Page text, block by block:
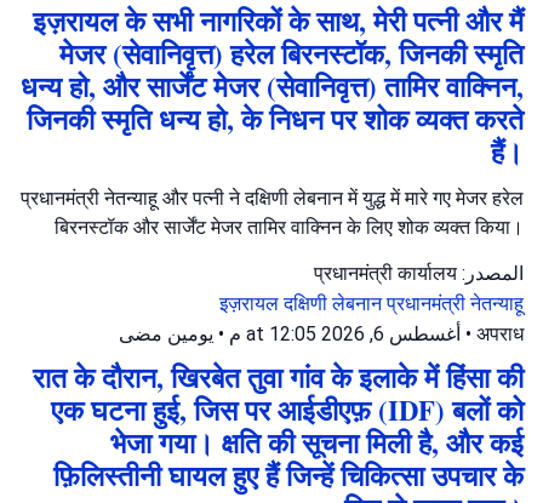
इज़रायल के सभी नागरिकों के साथ, मेरी पत्नी और मैं
मेजर (सेवानिवृत्त) हरेल बिरनस्टॉक, जिनकी स्मृति
धन्य हो, और सार्जेंट मेजर (सेवानिवृत्त) तामिर वाक्निन,
जिनकी स्मृति धन्य हो, के निधन पर शोक व्यक्त करते
हैं।
प्रधानमंत्री नेतन्याहू और पत्नी ने दक्षिणी लेबनान में युद्ध में मारे गए मेजर हरेल
बिरनस्टॉक और सार्जेंट मेजर तामिर वाक्निन के लिए शोक व्यक्त किया।
المصدر: प्रधानमंत्री कार्यालय
इज़रायलदक्षिणी लेबनानप्रधानमंत्री नेतन्याहू
अपराध
• أغسطس 6, 2026 at 12:05 م • يومين مضى
रात के दौरान, खिरबेत तुवा गांव के इलाके में हिंसा की
एक घटना हुई, जिस पर आईडीएफ़ (IDF) बलों को
भेजा गया। क्षति की सूचना मिली है, और कई
फ़िलिस्तीनी घायल हुए हैं जिन्हें चिकित्सा उपचार के